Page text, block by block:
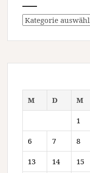
Kategorien
M
D M
1
6 7 8
13 14 15